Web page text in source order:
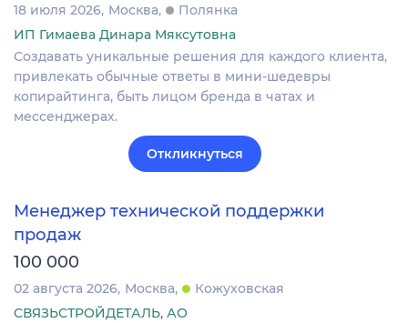
18 июля 2026 Москва
Полянка
ИП Гимаева Динара Мяксутовна
Создавать уникальные решения для каждого клиента,
привлекать обычные ответы в мини-шедевры
копирайтинга, быть лицом бренда в чатах и
мессенджерах.
Откликнуться
Менеджер технической поддержки
продаж
100 000
02 августа 2026 Москва
Кожуховская
СВЯЗЬСТРОЙДЕТАЛЬ, АО